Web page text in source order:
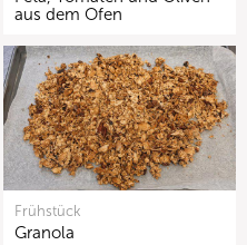
aus dem Ofen
Frühstück
Granola